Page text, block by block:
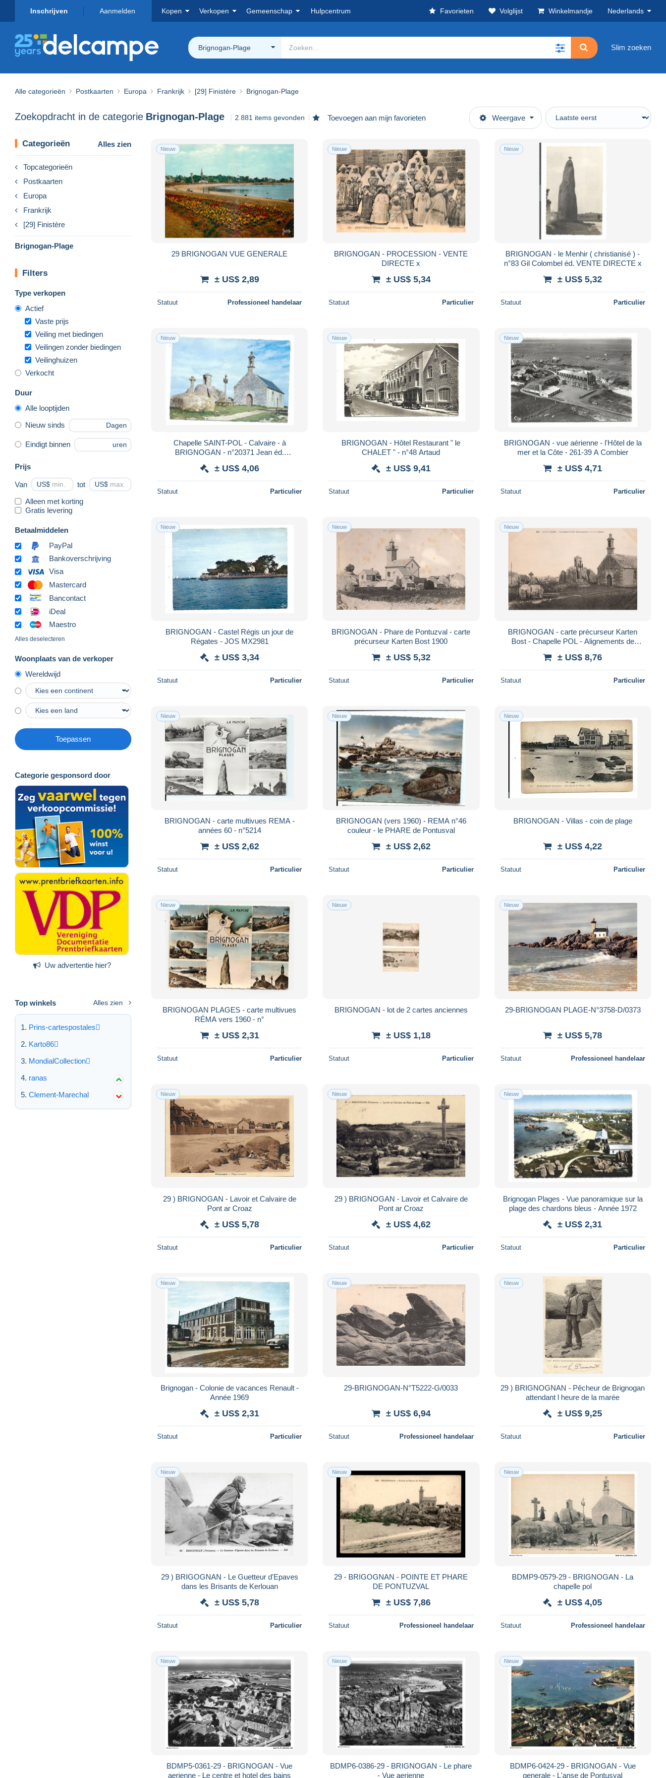
Inschrijven Aanmelden Kopen Verkopen Gemeenschap Hulpcentrum Favorieten Volglijst Winkelmandje Nederlands
Brignogan-Plage Slim zoeken
Alle categorieën Postkaarten Europa Frankrijk [29] Finistère Brignogan-Plage
Zoekopdracht in de categorie Brignogan-Plage 2.881 items gevonden Toevoegen aan mijn favorieten Weergave
Categorieën Alles zien
Topcategorieën
Postkaarten
Europa
Frankrijk
[29] Finistère
Brignogan-Plage
Filters
Type verkopen
Actief
Vaste prijs
Veiling met biedingen
Veilingen zonder biedingen
Veilinghuizen
Verkocht
Duur
Alle looptijden
Nieuw sinds Dagen
Eindigt binnen uren
Prijs
Van US$ tot US$
Alleen met korting
Gratis levering
Betaalmiddelen
PayPal
Bankoverschrijving
Visa
Mastercard
Bancontact
iDeal
Maestro
Alles deselecteren
Woonplaats van de verkoper
Wereldwijd
Toepassen
Categorie gesponsord door
Uw advertentie hier?
Top winkels Alles zien
Prins-cartespostales
Karto86
MondialCollection
ranas
Clement-Marechal
Nieuw
29 BRIGNOGAN VUE GENERALE
± US$ 2,89
Statuut Professioneel handelaar
Nieuw
BRIGNOGAN - PROCESSION - VENTE
DIRECTE x
± US$ 5,34
Statuut Particulier
Nieuw
BRIGNOGAN - le Menhir ( christianisé ) -
n°83 Gil Colombel éd. VENTE DIRECTE x
± US$ 5,32
Statuut Particulier
Nieuw
Chapelle SAINT-POL - Calvaire - à
BRIGNOGAN - n°20371 Jean éd.
± US$ 4,06
Statuut Particulier
Nieuw
BRIGNOGAN - Hôtel Restaurant " le
CHALET " - n°48 Artaud
± US$ 9,41
Statuut Particulier
Nieuw
BRIGNOGAN - vue aérienne - l'Hôtel de la
mer et la Côte - 261-39 A Combier
± US$ 4,71
Statuut Particulier
Nieuw
BRIGNOGAN - Castel Régis un jour de
Régates - JOS MX2981
± US$ 3,34
Statuut Particulier
Nieuw
BRIGNOGAN - Phare de Pontuzval - carte
précurseur Karten Bost 1900
± US$ 5,32
Statuut Particulier
Nieuw
BRIGNOGAN - carte précurseur Karten
Bost - Chapelle POL - Alignements de
± US$ 8,76
Statuut Particulier
Nieuw
BRIGNOGAN - carte multivues REMA -
années 60 - n°5214
± US$ 2,62
Statuut Particulier
Nieuw
BRIGNOGAN (vers 1960) - REMA n°46
couleur - le PHARE de Pontusval
± US$ 2,62
Statuut Particulier
Nieuw
BRIGNOGAN - Villas - coin de plage
± US$ 4,22
Statuut Particulier
Nieuw
BRIGNOGAN PLAGES - carte multivues
RÉMA vers 1960 - n°
± US$ 2,31
Statuut Particulier
Nieuw
BRIGNOGAN - lot de 2 cartes anciennes
± US$ 1,18
Statuut Particulier
Nieuw
29-BRIGNOGAN PLAGE-N°3758-D/0373
± US$ 5,78
Statuut Professioneel handelaar
Nieuw
29 ) BRIGNOGAN - Lavoir et Calvaire de
Pont ar Croaz
± US$ 5,78
Statuut Particulier
Nieuw
29 ) BRIGNOGAN - Lavoir et Calvaire de
Pont ar Croaz
± US$ 4,62
Statuut Particulier
Nieuw
Brignogan Plages - Vue panoramique sur la
plage des chardons bleus - Année 1972
± US$ 2,31
Statuut Particulier
Nieuw
Brignogan - Colonie de vacances Renault -
Année 1969
± US$ 2,31
Statuut Particulier
Nieuw
29-BRIGNOGAN-N°T5222-G/0033
± US$ 6,94
Statuut Professioneel handelaar
Nieuw
29 ) BRIGNOGNAN - Pêcheur de Brignogan
attendant l heure de la marée
± US$ 9,25
Statuut Particulier
Nieuw
29 ) BRIGOGNAN - Le Guetteur d'Epaves
dans les Brisants de Kerlouan
± US$ 5,78
Statuut Particulier
Nieuw
29 - BRIGOGNAN - POINTE ET PHARE
DE PONTUZVAL
± US$ 7,86
Statuut Professioneel handelaar
Nieuw
BDMP9-0579-29 - BRIGNOGAN - La
chapelle pol
± US$ 4,05
Statuut Professioneel handelaar
Nieuw
BDMP5-0361-29 - BRIGNOGAN - Vue
aerienne - Le centre et hotel des bains
Nieuw
BDMP6-0386-29 - BRIGNOGAN - Le phare
- Vue aerienne
Nieuw
BDMP6-0424-29 - BRIGNOGAN - Vue
generale - L'anse de Pontusval